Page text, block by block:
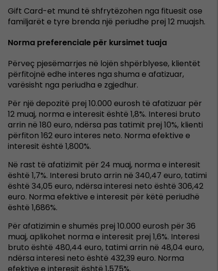
Gift Card-et mund të shfrytëzohen nga fituesit ose
familjarët e tyre brenda një periudhe prej 12 muajsh.
Norma preferenciale për kursimet tuaja
Përveç pjesëmarrjes në lojën shpërblyese, klientët
përfitojnë edhe interes nga shuma e afatizuar,
varësisht nga periudha e zgjedhur.
Për një depozitë prej 10.000 eurosh të afatizuar për
12 muaj, norma e interesit është 1,8%. Interesi bruto
arrin në 180 euro, ndërsa pas tatimit prej 10%, klienti
përfiton 162 euro interes neto. Norma efektive e
interesit është 1,800%.
Në rast të afatizimit për 24 muaj, norma e interesit
është 1,7%. Interesi bruto arrin në 340,47 euro, tatimi
është 34,05 euro, ndërsa interesi neto është 306,42
euro. Norma efektive e interesit për këtë periudhë
është 1,686%.
Për afatizimin e shumës prej 10.000 eurosh për 36
muaj, aplikohet norma e interesit prej 1,6%. Interesi
bruto është 480,44 euro, tatimi arrin në 48,04 euro,
ndërsa interesi neto është 432,39 euro. Norma